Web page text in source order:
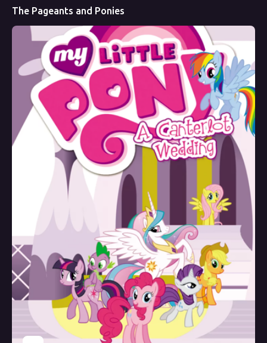
The Pageants and Ponies